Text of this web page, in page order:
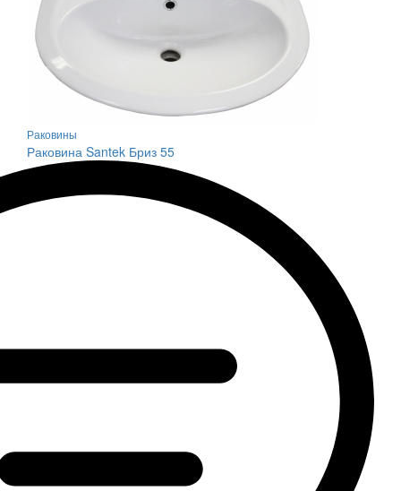
Раковины
Раковина Santek Бриз 55